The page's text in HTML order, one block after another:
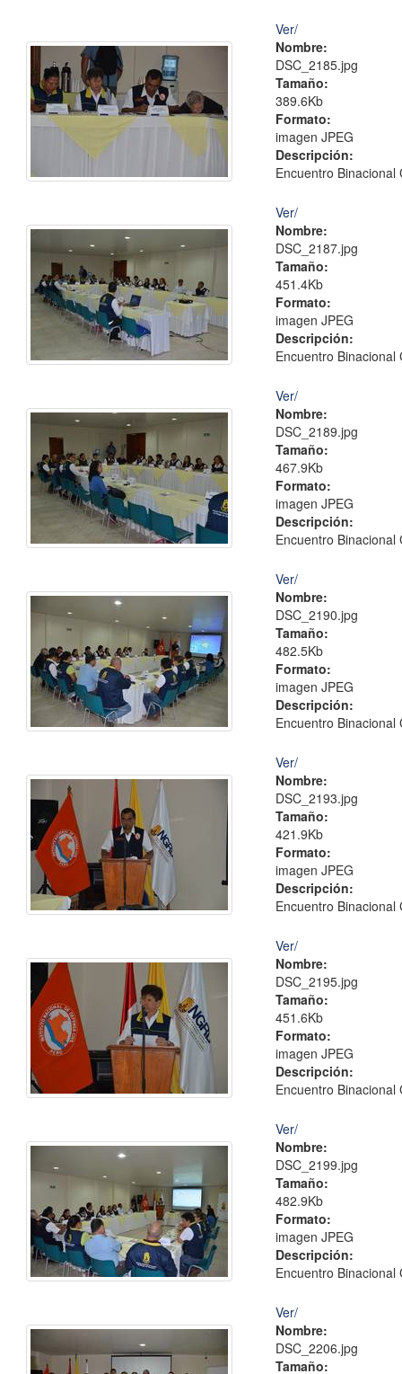
Ver/
Nombre:
DSC_2185.jpg
Tamaño:
389.6Kb
Formato:
imagen JPEG
Descripción:
Encuentro Binacional
Ver/
Nombre:
DSC_2187.jpg
Tamaño:
451.4Kb
Formato:
imagen JPEG
Descripción:
Encuentro Binacional
Ver/
Nombre:
DSC_2189.jpg
Tamaño:
467.9Kb
Formato:
imagen JPEG
Descripción:
Encuentro Binacional
Ver/
Nombre:
DSC_2190.jpg
Tamaño:
482.5Kb
Formato:
imagen JPEG
Descripción:
Encuentro Binacional
Ver/
Nombre:
DSC_2193.jpg
Tamaño:
421.9Kb
Formato:
imagen JPEG
Descripción:
Encuentro Binacional
Ver/
Nombre:
DSC_2195.jpg
Tamaño:
451.6Kb
Formato:
imagen JPEG
Descripción:
Encuentro Binacional
Ver/
Nombre:
DSC_2199.jpg
Tamaño:
482.9Kb
Formato:
imagen JPEG
Descripción:
Encuentro Binacional
Ver/
Nombre:
DSC_2206.jpg
Tamaño: